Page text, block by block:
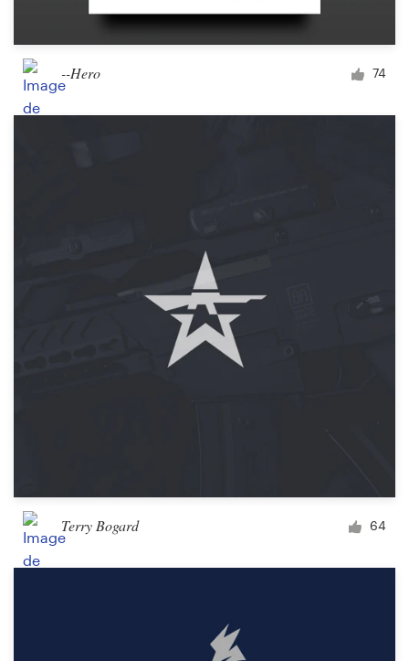
--Hero 74
Terry Bogard 64